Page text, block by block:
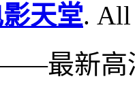
天堂. All
最新高